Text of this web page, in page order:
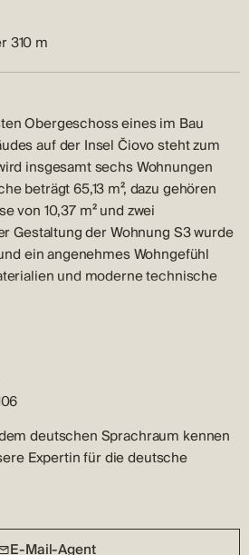
310 m
Obergeschoss eines im Bau
auf der Insel Čiovo steht zum
insgesamt sechs Wohnungen
beträgt 65,13 m², dazu gehören
von 10,37 m² und zwei
Gestaltung der Wohnung S3 wurde
ein angenehmes Wohngefühl
und moderne technische
Der Preis beträgt 265.000 EUR.
einem Eingangsbereich, zwei
Badezimmer. Der zentrale Bereich
mit Ess- und Wohnbereich, die
Wohngefühl schaffen. Vom
auf eine 10,37 m² große,
den Wohnraum angenehm
deutschen Sprachraum kennen
Expertin für die deutsche
gearbeitet und sie konnte ihr
E-Mail-Agent